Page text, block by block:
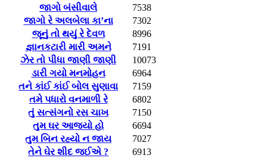
જાગો બંસીવાલે
7538
જાગો રે અલબેલા કા’ના
7302
જૂનું તો થયું રે દેવળ
8996
જ્ઞાનકટારી મારી અમને
7191
ઝેર તો પીધા જાણી જાણી
10073
ડારી ગયો મનમોહન
6964
તને કાંઈ કાંઈ બોલ સુણાવા
7159
તમે પધારો વનમાળી રે
6802
તું સત્સંગનો રસ ચાખ
7150
તુમ ઘર આજ્યો હો
6694
તુમ બિન રહ્યો ન જાય
7027
તેને ઘેર શીદ જઈએ ?
6913